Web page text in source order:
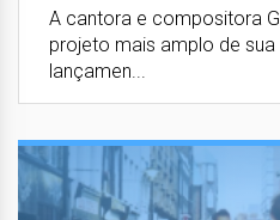
A cantora e compositora
projeto mais amplo de
lançamen...